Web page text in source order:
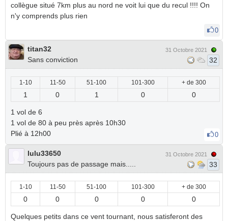
collègue situé 7km plus au nord ne voit lui que du recul !!!! On
n'y comprends plus rien
0
titan32
Sans conviction
31 Octobre 2021
32
1-10 11-50 51-100 101-300 + de 300
1 0 1 0 0
1 vol de 6
1 vol de 80 à peu près après 10h30
Plié à 12h00
0
lulu33650
Toujours pas de passage mais.....
31 Octobre 2021
33
1-10 11-50 51-100 101-300 + de 300
0 0 0 0 0
Quelques petits dans ce vent tournant, nous satisferont des